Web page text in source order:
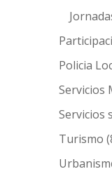
Policia
Servicios
Servicios
Turismo